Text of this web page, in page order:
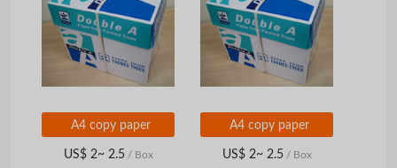
A4 copy paper
US$ 2~ 2.5/ Box
A4 copy paper
US$ 2~ 2.5/ Box